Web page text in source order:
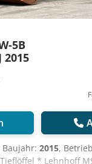
5B
2015
Baujahr: 2015,
* Lehnhoff